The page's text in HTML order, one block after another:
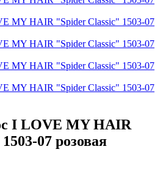
I LOVE MY HAIR
07 розовая